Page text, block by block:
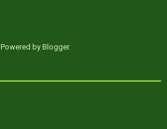
Powered by Blogger.